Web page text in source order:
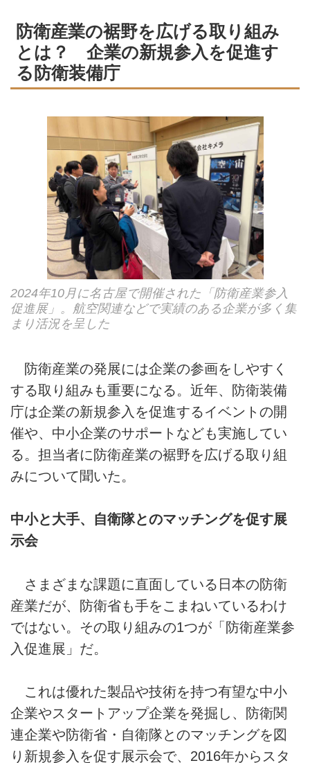
防衛産業の裾野を広げる取り組み
とは？ 企業の新規参入を促進す
る防衛装備庁
2024年10月に名古屋で開催された「防衛産業参入
促進展」。航空関連などで実績のある企業が多く集
まり活況を呈した
防衛産業の発展には企業の参画をしやすく
する取り組みも重要になる。近年、防衛装備
庁は企業の新規参入を促進するイベントの開
催や、中小企業のサポートなども実施してい
る。担当者に防衛産業の裾野を広げる取り組
みについて聞いた。
中小と大手、自衛隊とのマッチングを促す展
示会
さまざまな課題に直面している日本の防衛
産業だが、防衛省も手をこまねいているわけ
ではない。その取り組みの1つが「防衛産業参
入促進展」だ。
これは優れた製品や技術を持つ有望な中小
企業やスタートアップ企業を発掘し、防衛関
連企業や防衛省・自衛隊とのマッチングを図
り新規参入を促す展示会で、2016年からスタ